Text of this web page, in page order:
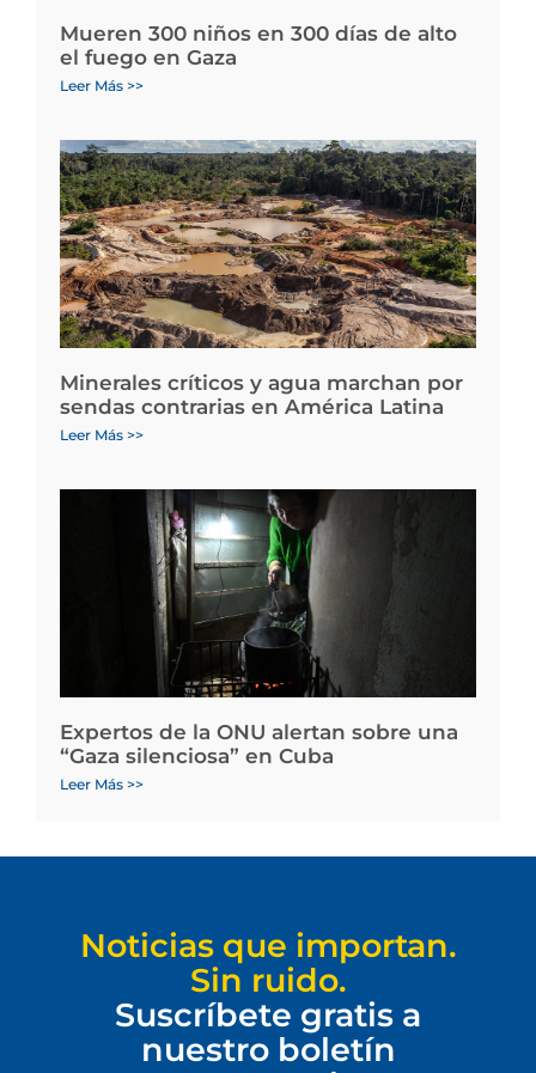
Mueren 300 niños en 300 días de alto
el fuego en Gaza
Leer Más >>
Minerales críticos y agua marchan por
sendas contrarias en América Latina
Leer Más >>
Expertos de la ONU alertan sobre una
“Gaza silenciosa” en Cuba
Leer Más >>
Noticias que importan.
Sin ruido.
Suscríbete gratis a
nuestro boletín